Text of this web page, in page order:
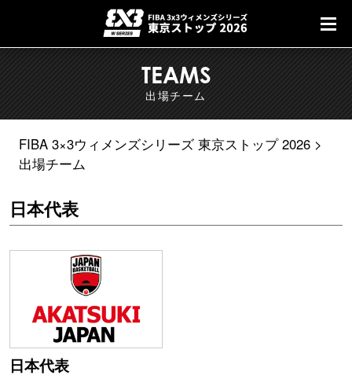
TEAMS
出場チーム
FIBA 3×3ウィメンズシリーズ 東京ストップ 2026
出場チーム
日本代表
日本代表